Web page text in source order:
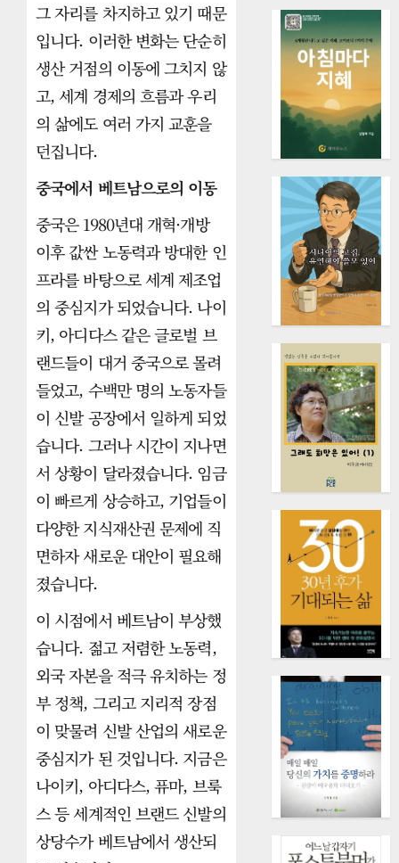
그 자리를 차지하고 있기 때문
입니다. 이러한 변화는 단순히
생산 거점의 이동에 그치지 않
고, 세계 경제의 흐름과 우리
의 삶에도 여러 가지 교훈을
던집니다.
중국에서 베트남으로의 이동
중국은 1980년대 개혁·개방
이후 값싼 노동력과 방대한 인
프라를 바탕으로 세계 제조업
의 중심지가 되었습니다. 나이
키, 아디다스 같은 글로벌 브
랜드들이 대거 중국으로 몰려
들었고, 수백만 명의 노동자들
이 신발 공장에서 일하게 되었
습니다. 그러나 시간이 지나면
서 상황이 달라졌습니다. 임금
이 빠르게 상승하고, 기업들이
다양한 지식재산권 문제에 직
면하자 새로운 대안이 필요해
졌습니다.
이 시점에서 베트남이 부상했
습니다. 젊고 저렴한 노동력,
외국 자본을 적극 유치하는 정
부 정책, 그리고 지리적 장점
이 맞물려 신발 산업의 새로운
중심지가 된 것입니다. 지금은
나이키, 아디다스, 퓨마, 브룩
스 등 세계적인 브랜드 신발의
상당수가 베트남에서 생산되